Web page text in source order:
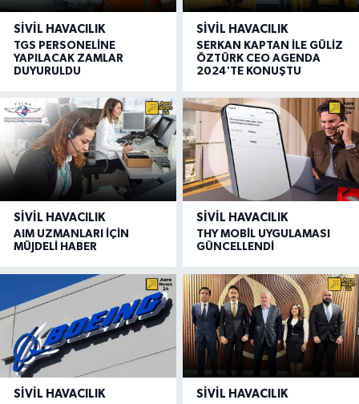
SIVIL HAVACILIK
TGS PERSONELİNE
YAPILACAK ZAMLAR
DUYURULDU
SIVIL HAVACILIK
SERKAN KAPTAN İLE GÜLİZ
ÖZTÜRK CEO AGENDA
2024'TE KONUŞTU
SIVIL HAVACILIK
AIM UZMANLARI İÇİN
MÜJDELİ HABER
SIVIL HAVACILIK
THY MOBİL UYGULAMASI
GÜNCELLENDİ
SIVIL HAVACILIK SIVIL HAVACILIK